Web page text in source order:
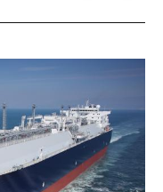
o
o
o
i